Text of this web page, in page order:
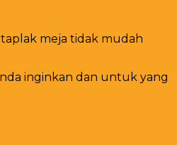
meja tidak mudah
inginkan dan untuk yang